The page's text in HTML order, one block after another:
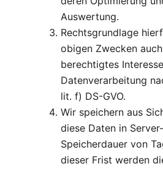
Auswertung.
Rechtsgrundlage
obigen Zwecken
berechtigtes
Datenverarbeitung
lit. f) DS-GVO.
Wir speichern aus
diese Daten in
Speicherdauer von
dieser Frist werden